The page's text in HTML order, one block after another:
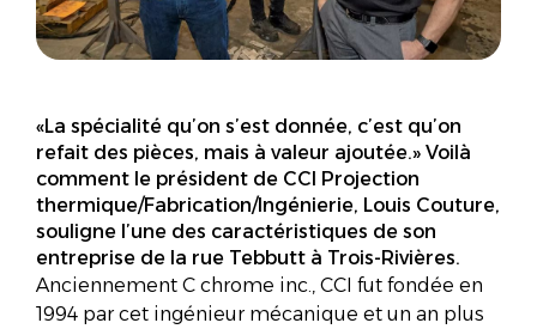
«La spécialité qu’on s’est donnée, c’est qu’on
refait des pièces, mais à valeur ajoutée.» Voilà
comment le président de CCI Projection
thermique/Fabrication/Ingénierie, Louis Couture,
souligne l’une des caractéristiques de son
entreprise de la rue Tebbutt à Trois-Rivières.
Anciennement C chrome inc., CCI fut fondée en
1994 par cet ingénieur mécanique et un an plus